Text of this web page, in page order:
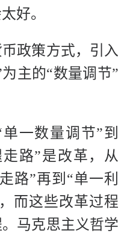
好。
政策方式，引入
主的“数量调节”
一数量调节”到
路”是改革，从
路”再到“单一利
而这些改革过程
马克思主义哲学